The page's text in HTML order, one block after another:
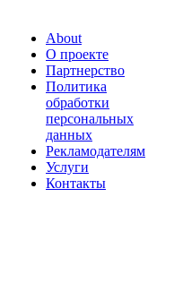
About
О проекте
Партнерство
Политика
обработки
персональных
данных
Рекламодателям
Услуги
Контакты